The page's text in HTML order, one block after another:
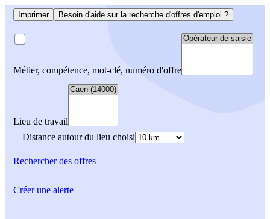
Imprimer Besoin d'aide sur la recherche d'offres d'emploi ?
Métier, compétence, mot-clé, numéro d'offre
Lieu de travail
Distance autour du lieu choisi
Rechercherdes offres
Créer une alerte